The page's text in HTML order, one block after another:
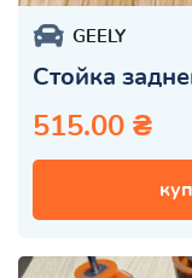
GEELY
Стойка
515.00 ₴